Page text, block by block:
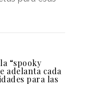
“spooky
adelanta cada
para las